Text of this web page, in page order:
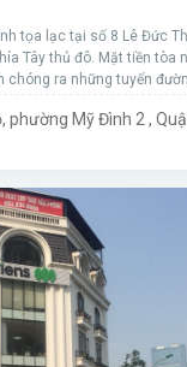
tọa lạc tại số 8 Lê Đức
Tây thủ đô. Mặt tiền tòa
chóng ra những tuyến
phường Mỹ Đình 2 ,